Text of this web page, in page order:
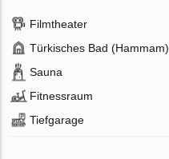
Filmtheater
Türkisches Bad (Hammam)
Sauna
Fitnessraum
Tiefgarage